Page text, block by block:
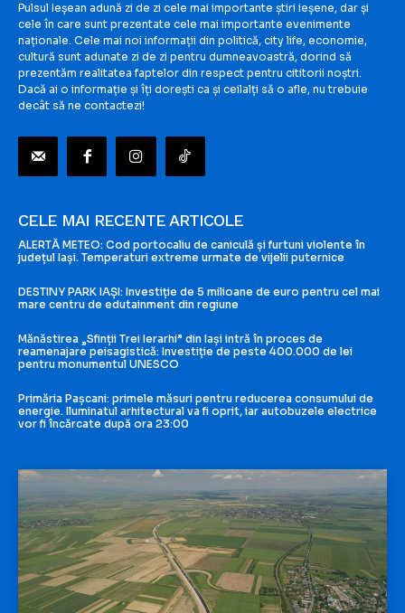
Pulsul Ieșean adună zi de zi cele mai importante știri ieșene, dar și
cele în care sunt prezentate cele mai importante evenimente
naționale. Cele mai noi informații din politică, city life, economie,
cultură sunt adunate zi de zi pentru dumneavoastră, dorind să
prezentăm realitatea faptelor din respect pentru cititorii noștri.
Dacă ai o informație și îți dorești ca și ceilalți să o afle, nu trebuie
decât să ne contactezi!
CELE MAI RECENTE ARTICOLE
ALERTĂ METEO: Cod portocaliu de caniculă și furtuni violente în
județul Iași. Temperaturi extreme urmate de vijelii puternice
DESTINY PARK IAȘI: Investiție de 5 milioane de euro pentru cel mai
mare centru de edutainment din regiune
Mănăstirea „Sfinții Trei Ierarhi” din Iași intră în proces de
reamenajare peisagistică: Investiție de peste 400.000 de lei
pentru monumentul UNESCO
Primăria Pașcani: primele măsuri pentru reducerea consumului de
energie. Iluminatul arhitectural va fi oprit, iar autobuzele electrice
vor fi încărcate după ora 23:00